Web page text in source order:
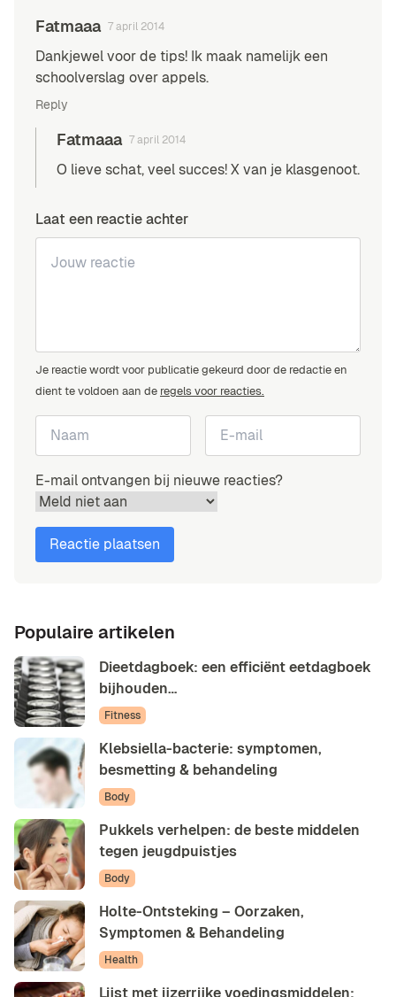
Fatmaaa 7 april 2014
Dankjewel voor de tips! Ik maak namelijk een
schoolverslag over appels.
Reply
Fatmaaa 7 april 2014
O lieve schat, veel succes! X van je klasgenoot.
Laat een reactie achter
Je reactie wordt voor publicatie gekeurd door de redactie en
dient te voldoen aan de regels voor reacties.
E-mail ontvangen bij nieuwe reacties?
Populaire artikelen
Dieetdagboek: een efficiënt eetdagboek
bijhouden…
Fitness
Klebsiella-bacterie: symptomen,
besmetting & behandeling
Body
Pukkels verhelpen: de beste middelen
tegen jeugdpuistjes
Body
Holte-Ontsteking – Oorzaken,
Symptomen & Behandeling
Health
Lijst met ijzerrijke voedingsmiddelen: